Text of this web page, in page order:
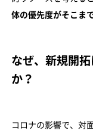
体の優先度がそこま
なぜ、新規開
か？
コロナの影響で、対